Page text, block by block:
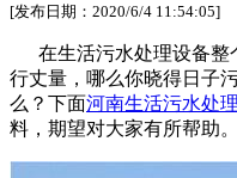
[发布日期：2020/6/4 11:54:05]
在生活污水处理设备整
行丈量，哪么你晓得日子
么？下面河南生活污水处
料，期望对大家有所帮助。